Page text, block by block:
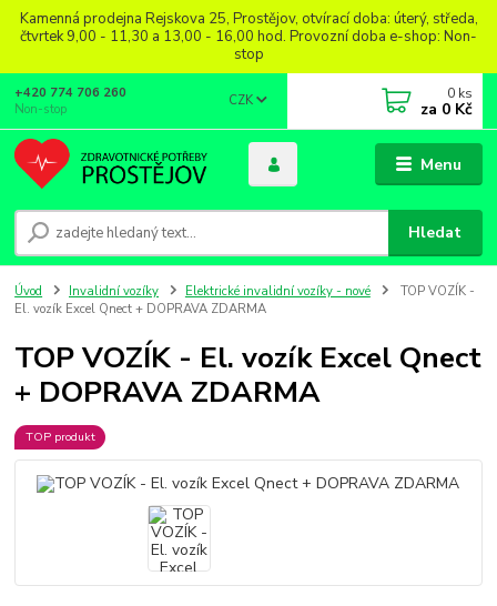
Kamenná prodejna Rejskova 25, Prostějov, otvírací doba: úterý, středa,
čtvrtek 9,00 - 11,30 a 13,00 - 16,00 hod. Provozní doba e-shop: Non-
stop
Menu
CZK
Hledat
+420 774 706 260
Non-stop
0 ks
za 0 Kč
Úvod Invalidní vozíky Elektrické invalidní vozíky - nové
TOP VOZÍK -
El. vozík Excel Qnect + DOPRAVA ZDARMA
TOP VOZÍK - El. vozík Excel Qnect
+ DOPRAVA ZDARMA
TOP produkt